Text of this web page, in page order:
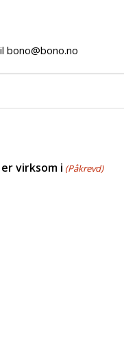
bono@bono.no
virksom i (Påkrevd)